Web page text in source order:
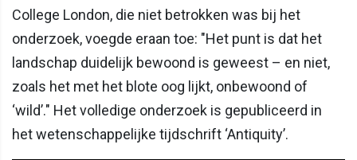
College London, die niet betrokken was bij het
onderzoek, voegde eraan toe: "Het punt is dat het
landschap duidelijk bewoond is geweest – en niet,
zoals het met het blote oog lijkt, onbewoond of
‘wild’." Het volledige onderzoek is gepubliceerd in
het wetenschappelijke tijdschrift ‘Antiquity’.